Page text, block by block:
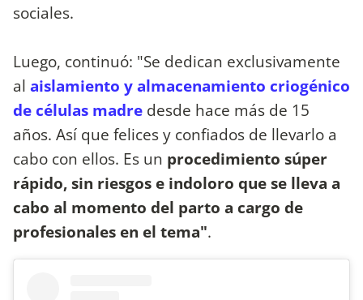
sociales.
Luego, continuó: "Se dedican exclusivamente
al aislamiento y almacenamiento criogénico
de células madre desde hace más de 15
años. Así que felices y confiados de llevarlo a
cabo con ellos. Es un procedimiento súper
rápido, sin riesgos e indoloro que se lleva a
cabo al momento del parto a cargo de
profesionales en el tema".